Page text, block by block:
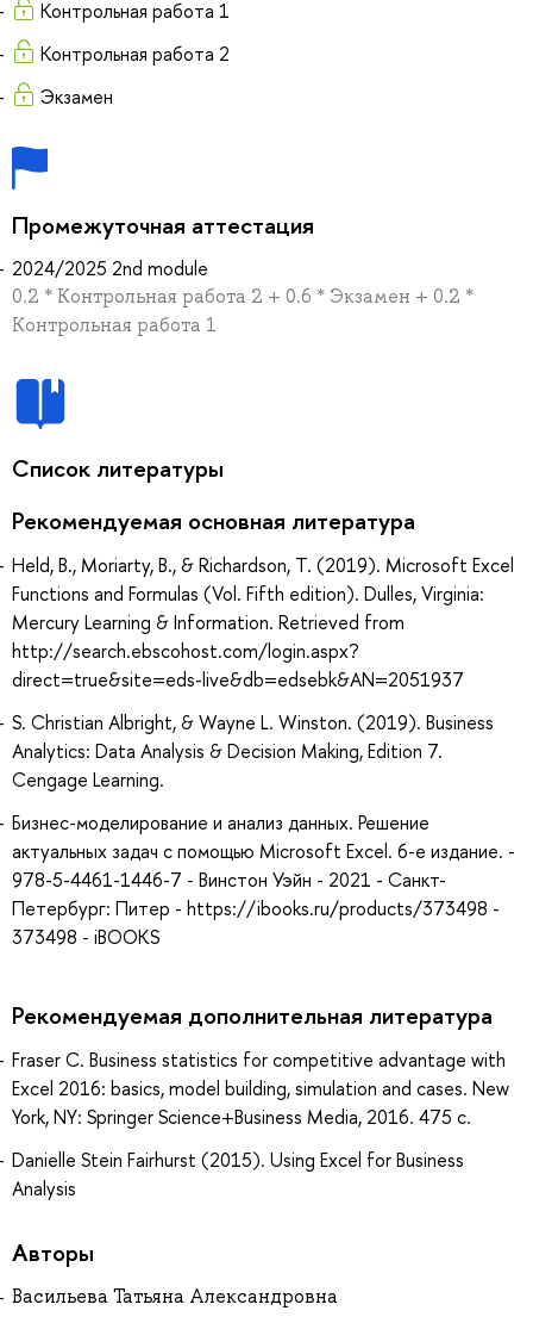
Контрольная работа 1
Контрольная работа 2
Экзамен
Промежуточная аттестация
2024/2025 2nd module
0.2 * Контрольная работа 2 + 0.6 * Экзамен + 0.2 *
Контрольная работа 1
Список литературы
Рекомендуемая основная литература
Held, B., Moriarty, B., & Richardson, T. (2019). Microsoft Excel
Functions and Formulas (Vol. Fifth edition). Dulles, Virginia:
Mercury Learning & Information. Retrieved from
http://search.ebscohost.com/login.aspx?
direct=true&site=eds-live&db=edsebk&AN=2051937
S. Christian Albright, & Wayne L. Winston. (2019). Business
Analytics: Data Analysis & Decision Making, Edition 7.
Cengage Learning.
Бизнес-моделирование и анализ данных. Решение
актуальных задач с помощью Microsoft Excel. 6-е издание. -
978-5-4461-1446-7 - Винстон Уэйн - 2021 - Санкт-
Петербург: Питер - https://ibooks.ru/products/373498 -
373498 - iBOOKS
Рекомендуемая дополнительная литература
Fraser C. Business statistics for competitive advantage with
Excel 2016: basics, model building, simulation and cases. New
York, NY: Springer Science+Business Media, 2016. 475 с.
Danielle Stein Fairhurst (2015). Using Excel for Business
Analysis
Авторы
Васильева Татьяна Александровна